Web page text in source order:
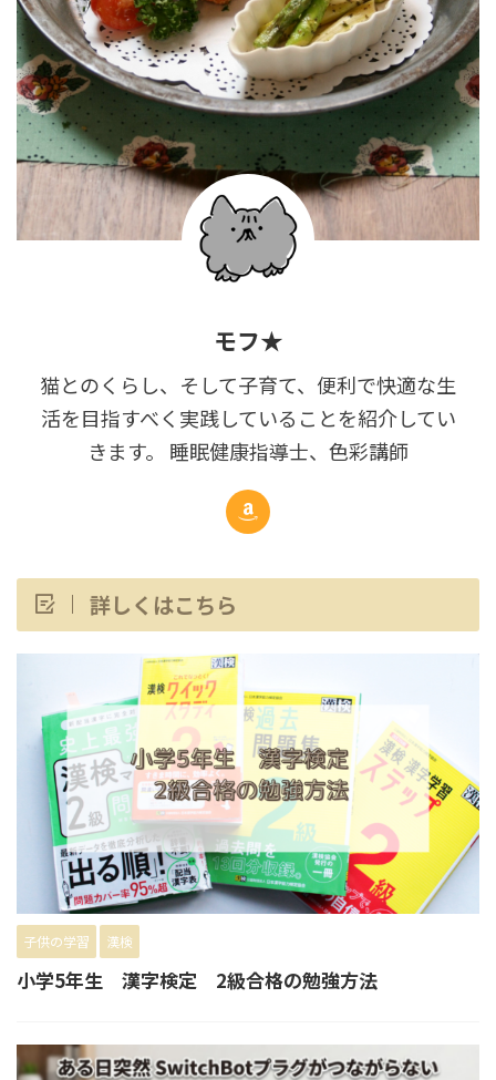
モフ★
猫とのくらし、そして子育て、便利で快適な生
活を目指すべく実践していることを紹介してい
きます。 睡眠健康指導士、色彩講師
詳しくはこちら
子供の学習 漢検
小学5年生 漢字検定 2級合格の勉強方法